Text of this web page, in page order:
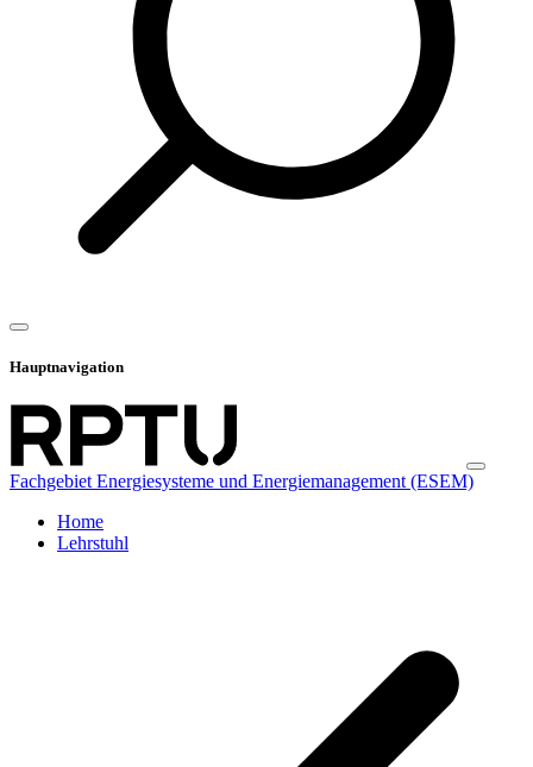
Hauptnavigation
Fachgebiet Energiesysteme und Energiemanagement (ESEM)
Home
Lehrstuhl